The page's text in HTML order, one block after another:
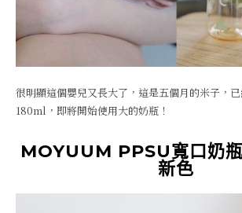
很明顯這個嬰兒又長大了，這是五個月的米子，
180ml，即將開始使用大的奶瓶！
MOYUUM PPSU寬口奶
新色